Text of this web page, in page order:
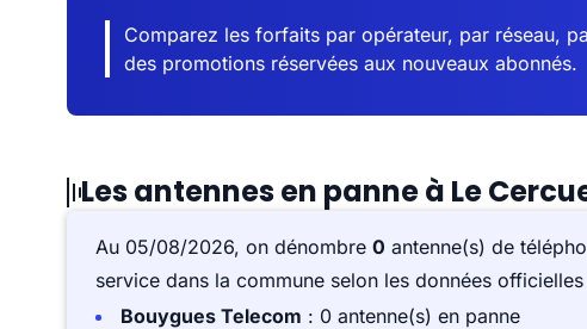
Comparez les forfaits par opérateur, par réseau,
des promotions réservées aux nouveaux abonnés.
Les antennes en panne à Le
Au 05/08/2026, on dénombre 0 antenne(s) de
service dans la commune selon les données officielles
Bouygues Telecom : 0 antenne(s) en panne